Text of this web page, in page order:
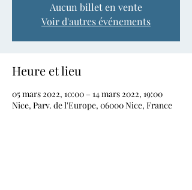
Aucun billet en vente
Voir d'autres événements
Heure et lieu
05 mars 2022, 10:00 – 14 mars 2022, 19:00
Nice, Parv. de l'Europe, 06000 Nice, France